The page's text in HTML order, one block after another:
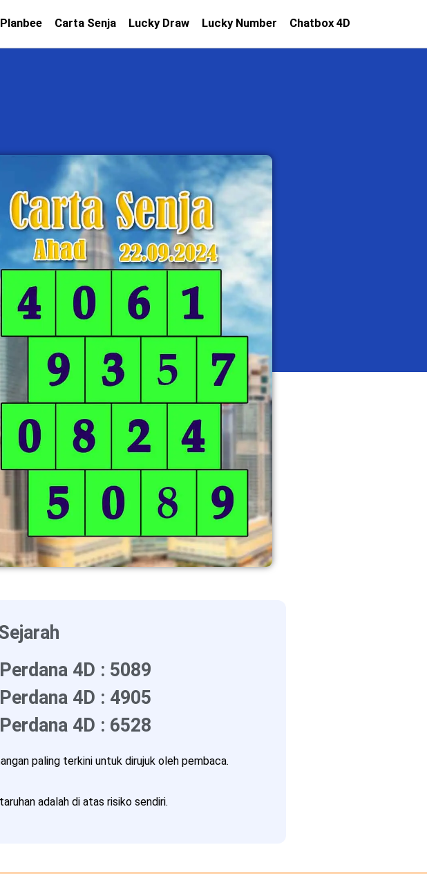
Carta Senja Lucky Draw Lucky Number Chatbox 4D
4D : 5089
4D : 4905
4D : 6528
paling terkini untuk dirujuk oleh pembaca.
adalah di atas risiko sendiri.